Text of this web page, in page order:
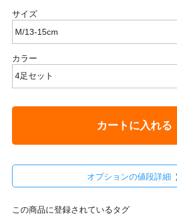
サイズ
カラー
カートに入れる
オプションの値段詳細
この商品に登録されているタグ